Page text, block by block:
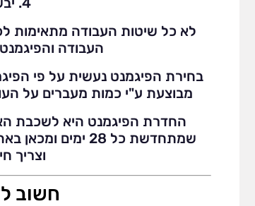
לא כל שיטות העבודה מתאימות
העבודה
בחירת הפיגמנט נעשית על פי
מבוצעת ע"י כמות מעברים על
החדרת הפיגמנט היא לשכבת
שמתחדשת כל 28
וצריך
חשוב